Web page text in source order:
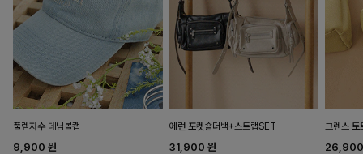
풀렘자수 데님볼캡
9,900 원
에런 포켓숄더백+스트랩SET
31,900 원
그렌스